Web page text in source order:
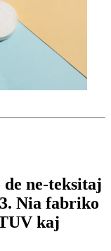
ne-teksitaj
Nia fabriko
kaj